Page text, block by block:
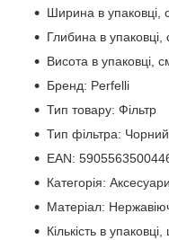
Ширина в упаковці,
Глибина в упаковці,
Висота в упаковці,
Бренд: Perfelli
Тип товару: Фільтр
Тип фільтра:
EAN:
Категорія: Аксесуари
Матеріал:
Кількість в упаковці,